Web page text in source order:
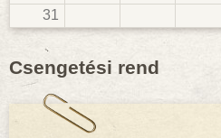
31
Csengetési rend